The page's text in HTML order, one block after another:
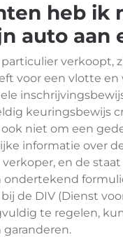
heb ik
auto aan
verkoopt,
voor een vlotte
keuringsbewijs
niet om een
informatie over
en de
de DIV (Dienst
te regelen,